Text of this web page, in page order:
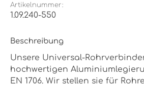
Artikelnummer:
1.09.240-550
Beschreibung
Unsere Universal-
hochwertigen
EN 1706. Wir stellen sie für